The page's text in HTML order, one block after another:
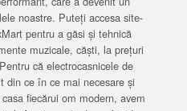
noastre. Puteți accesa site-
pentru a găsi și tehnică
muzicale, căști, la prețuri
că electrocasnicele de
din ce în ce mai necesare și
fiecărui om modern, avem